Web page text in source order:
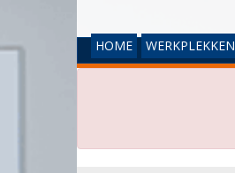
HOME WERKPLEKKEN